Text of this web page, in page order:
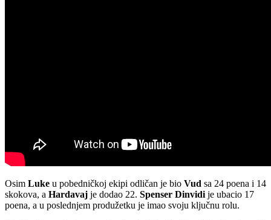
Osim Luke u pobedničkoj ekipi odličan je bio Vud sa 24 poena i 14
skokova, a Hardavaj je dodao 22. Spenser Dinvidi je ubacio 17
poena, a u poslednjem produžetku je imao svoju ključnu rolu.